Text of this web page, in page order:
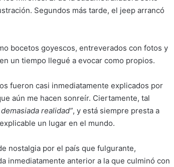
Segundos más tarde, el jeep arrancó
bocetos goyescos, entreverados con fotos y
un tiempo llegué a evocar como propios.
fueron casi inmediatamente explicados por
aún me hacen sonreír. Ciertamente, tal
realidad”, y está siempre presta a
un lugar en el mundo.
nostalgia por el país que fulgurante,
inmediatamente anterior a la que culminó con